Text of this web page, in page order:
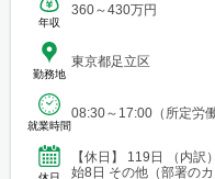
年収
360～430万円
勤務地
東京都足立区
就業時間
【休日】 119日 （内訳） ・土曜 ・日曜 ・夏季5日 ・年末年
始8日 その他（部署のカレンダーに従